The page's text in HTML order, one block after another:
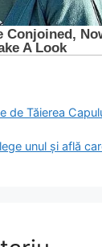
de Tăierea
unul și află